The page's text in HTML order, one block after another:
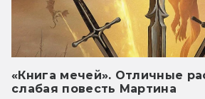
«Книга мечей». Отличные
слабая повесть Мартина